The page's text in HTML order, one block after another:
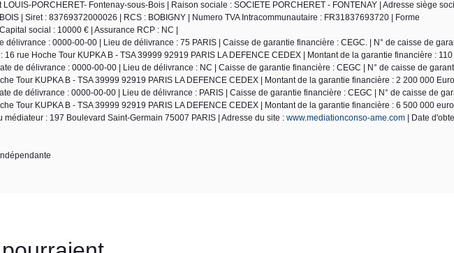
PORCHERET- Fontenay-sous-Bois | Raison sociale : SOCIETE PORCHERET - FONTENAY | Adresse siège
| Siret : 83769372000026 | RCS : BOBIGNY | Numero TVA Intracommunautaire : FR31837693720 | Forme
social : 10000 € | Assurance RCP : NC |
délivrance : 0000-00-00 | Lieu de délivrance : 75 PARIS | Caisse de garantie financière : CEGC. | N° de caisse de
rue Hoche Tour KUPKA B - TSA 39999 92919 PARIS LA DEFENCE CEDEX | Montant de la garantie financière : 110
de délivrance : 0000-00-00 | Lieu de délivrance : NC | Caisse de garantie financière : CEGC | N° de caisse de
Tour KUPKA B - TSA 39999 92919 PARIS LA DEFENCE CEDEX | Montant de la garantie financière : 2 200 000
de délivrance : 0000-00-00 | Lieu de délivrance : PARIS | Caisse de garantie financière : CEGC | N° de caisse de
Tour KUPKA B - TSA 39999 92919 PARIS LA DEFENCE CEDEX | Montant de la garantie financière : 6 500 000
médiateur : 197 Boulevard Saint-Germain 75007 PARIS | Adresse du site : www.mediationconso-ame.com | Date